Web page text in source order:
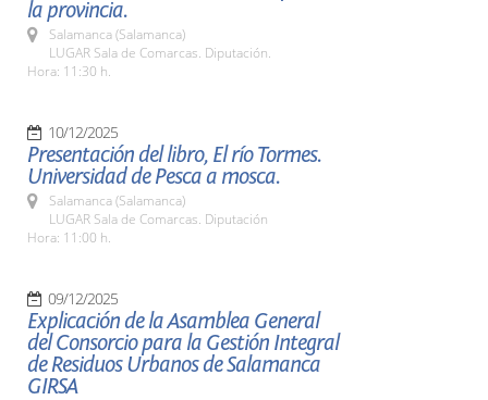
la provincia.
Salamanca (Salamanca)
LUGAR Sala de Comarcas. Diputación.
Hora: 11:30 h.
10/12/2025
Presentación del libro, El río Tormes.
Universidad de Pesca a mosca.
Salamanca (Salamanca)
LUGAR Sala de Comarcas. Diputación
Hora: 11:00 h.
09/12/2025
Explicación de la Asamblea General
del Consorcio para la Gestión Integral
de Residuos Urbanos de Salamanca
GIRSA